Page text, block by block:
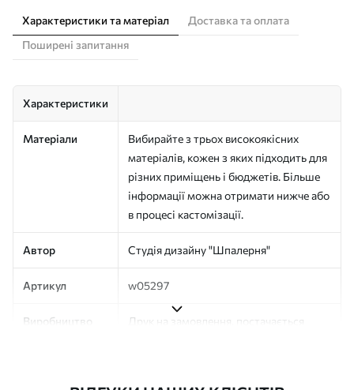
Характеристики та матеріал
Доставка та оплата
Поширені запитання
Характеристики
Матеріали
Вибирайте з трьох високоякісних
матеріалів, кожен з яких підходить для
різних приміщень і бюджетів. Більше
інформації можна отримати нижче або
в процесі кастомізації.
Автор Студія дизайну "Шпалерня"
Артикул w05297
Виробництво
Друк на замовлення, постачається